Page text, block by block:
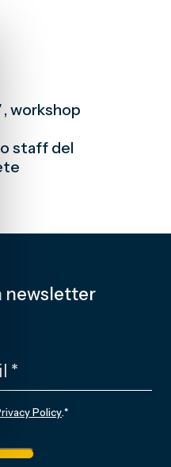
, workshop
staff del
newsletter
* Policy.*